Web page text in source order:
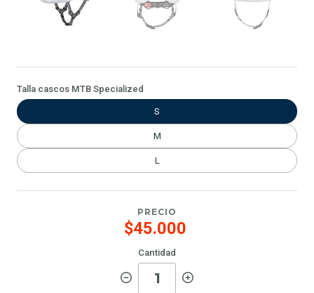
Talla cascos MTB Specialized
S
M
L
PRECIO
$45.000
Cantidad